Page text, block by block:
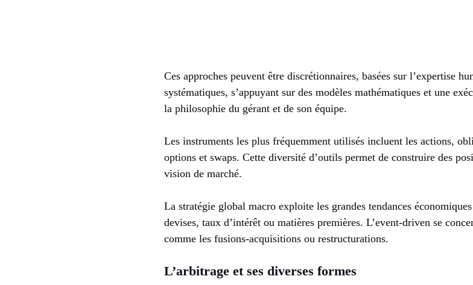
Ces approches peuvent être discrétionnaires, basées sur l’expertise
systématiques, s’appuyant sur des modèles mathématiques et une
la philosophie du gérant et de son équipe.
Les instruments les plus fréquemment utilisés incluent les actions,
options et swaps. Cette diversité d’outils permet de construire des
vision de marché.
La stratégie global macro exploite les grandes tendances
devises, taux d’intérêt ou matières premières. L’event-driven se
comme les fusions-acquisitions ou restructurations.
L’arbitrage et ses diverses formes